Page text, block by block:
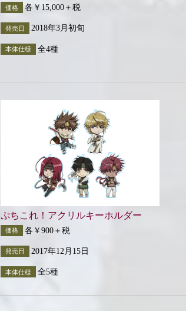
価格 各￥15,000＋税
発売日 2018年3月初旬
本体仕様 全4種
ぷちこれ！アクリルキーホルダー
価格 各￥900＋税
発売日 2017年12月15日
本体仕様 全5種